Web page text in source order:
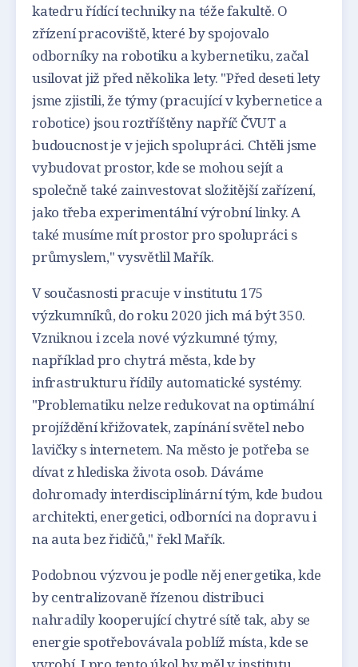
katedru řídící techniky na téže fakultě. O
zřízení pracoviště, které by spojovalo
odborníky na robotiku a kybernetiku, začal
usilovat již před několika lety. "Před deseti lety
jsme zjistili, že týmy (pracující v kybernetice a
robotice) jsou roztříštěny napříč ČVUT a
budoucnost je v jejich spolupráci. Chtěli jsme
vybudovat prostor, kde se mohou sejít a
společně také zainvestovat složitější zařízení,
jako třeba experimentální výrobní linky. A
také musíme mít prostor pro spolupráci s
průmyslem," vysvětlil Mařík.
V současnosti pracuje v institutu 175
výzkumníků, do roku 2020 jich má být 350.
Vzniknou i zcela nové výzkumné týmy,
například pro chytrá města, kde by
infrastrukturu řídily automatické systémy.
"Problematiku nelze redukovat na optimální
projíždění křižovatek, zapínání světel nebo
lavičky s internetem. Na město je potřeba se
dívat z hlediska života osob. Dáváme
dohromady interdisciplinární tým, kde budou
architekti, energetici, odborníci na dopravu i
na auta bez řidičů," řekl Mařík.
Podobnou výzvou je podle něj energetika, kde
by centralizovaně řízenou distribuci
nahradily kooperující chytré sítě tak, aby se
energie spotřebovávala poblíž místa, kde se